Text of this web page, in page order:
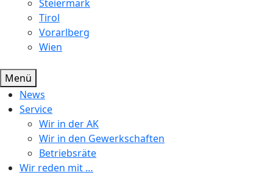
Steiermark
Tirol
Vorarlberg
Wien
Menü
News
Service
Wir in der AK
Wir in den Gewerkschaften
Betriebsräte
Wir reden mit …